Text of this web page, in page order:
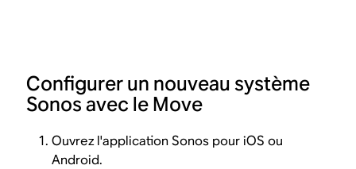
Configurer un nouveau système
Sonos avec le Move
Ouvrez l'application Sonos pour iOS ou
Android.